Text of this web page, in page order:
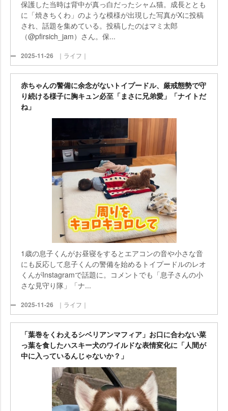
保護した当時は背中が真っ白だったシャム猫。成長ととも
に「焼きちくわ」のような模様が出現した写真がXに投稿
され、話題を集めている。投稿したのはマミ太郎
（@pfirsich_jam）さん。保...
2025-11-26 ｜ライフ｜
赤ちゃんの警備に余念がないトイプードル、厳戒態勢で守
り続ける様子に胸キュン必至「まさに兄弟愛」「ナイトだ
ね」
1歳の息子くんがお昼寝をするとエアコンの音や小さな音
にも反応して息子くんの警備を始めるトイプードルのレオ
くんがInstagramで話題に。コメントでも「息子さんの小
さな見守り隊」「ナ...
2025-11-26 ｜ライフ｜
「葉巻をくわえるシベリアンマフィア」お口に合わない菜
っ葉を食したハスキー犬のワイルドな表情変化に「人間が
中に入っているんじゃないか？」